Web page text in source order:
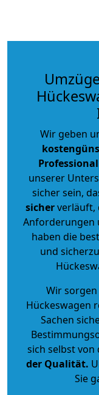
Wir geben
unserer
sicher sein,
sicherverläuft,
Anforderungen
haben die
und
Wir
Hückeswagen
Sachen
sich selbst von
der Qualität.
Sie